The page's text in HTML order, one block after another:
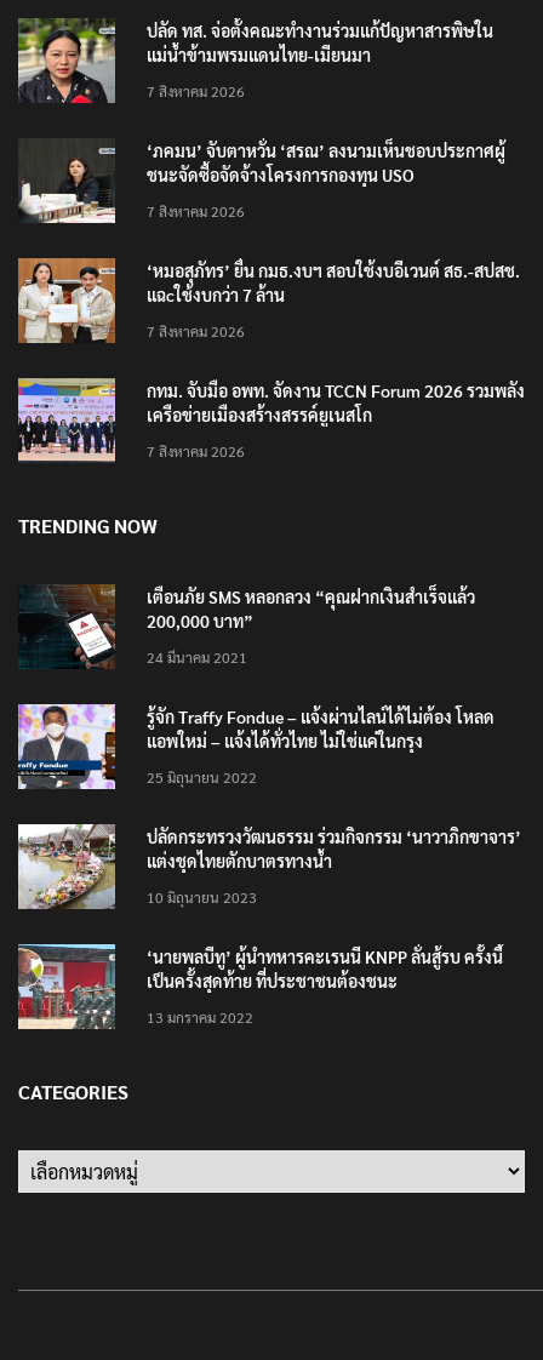
ปลัด ทส. จ่อตั้งคณะทำงานร่วมแก้ปัญหาสารพิษใน
แม่น้ำข้ามพรมแดนไทย-เมียนมา
7 สิงหาคม 2026
‘ภคมน’ จับตาหวั่น ‘สรณ’ ลงนามเห็นชอบประกาศผู้
ชนะจัดซื้อจัดจ้างโครงการกองทุน USO
7 สิงหาคม 2026
‘หมอสุภัทร’ ยื่น กมธ.งบฯ สอบใช้งบอีเวนต์ สธ.-สปสช.
แฉcใช้งบกว่า 7 ล้าน
7 สิงหาคม 2026
กทม. จับมือ อพท. จัดงาน TCCN Forum 2026 รวมพลัง
เครือข่ายเมืองสร้างสรรค์ยูเนสโก
7 สิงหาคม 2026
TRENDING NOW
เตือนภัย SMS หลอกลวง “คุณฝากเงินสำเร็จแล้ว
200,000 บาท”
24 มีนาคม 2021
รู้จัก Traffy Fondue – แจ้งผ่านไลน์ได้ไม่ต้อง โหลด
แอพใหม่ – แจ้งได้ทั่วไทย ไม่ใช่แค่ในกรุง
25 มิถุนายน 2022
ปลัดกระทรวงวัฒนธรรม ร่วมกิจกรรม ‘นาวาภิกขาจาร’
แต่งชุดไทยตักบาตรทางน้ำ
10 มิถุนายน 2023
‘นายพลบีทู’ ผู้นำทหารคะเรนนี KNPP ลั่นสู้รบ ครั้งนี้
เป็นครั้งสุดท้าย ที่ประชาชนต้องชนะ
13 มกราคม 2022
CATEGORIES
Categories